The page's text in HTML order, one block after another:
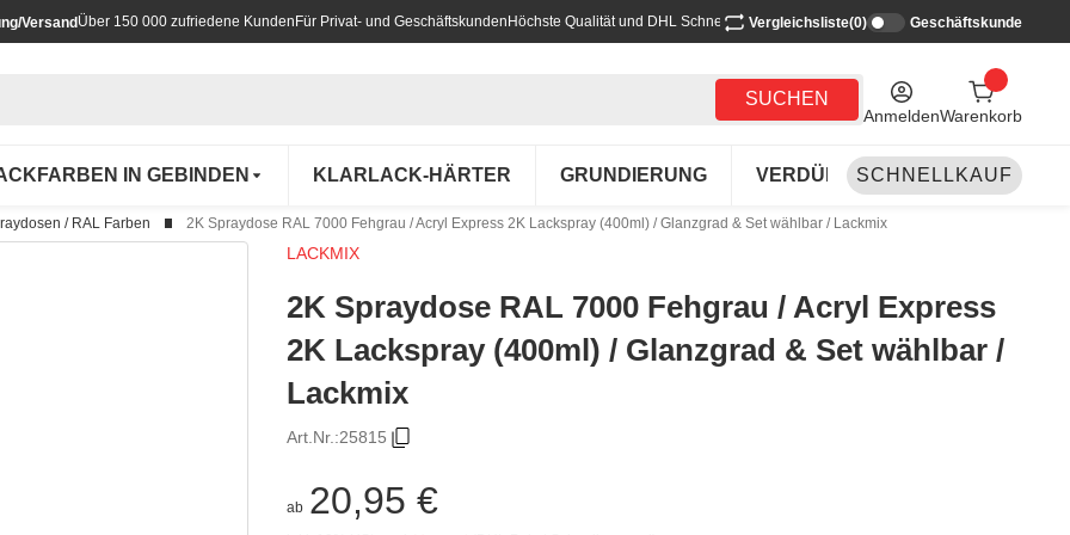
VersandÜber 150 000 zufriedene Kunden Für Privat- und Geschäftskunden Höchste Qualität und DHL SchnellversandVergleichsliste(0) Geschäftskunde
SUCHEN
AnmeldenWarenkorb
IN GEBINDEN KLARLACK-HÄRTER GRUNDIERUNG VERDÜNNEN-REINIGEN
SCHNELLKAUF
/ RAL Farben 2K Spraydose RAL 7000 Fehgrau / Acryl Express 2K Lackspray (400ml) / Glanzgrad & Set wählbar / Lackmix
LACKMIX
2K Spraydose RAL 7000 Fehgrau / Acryl Express
2K Lackspray (400ml) / Glanzgrad & Set wählbar /
Lackmix
Art.Nr.:25815
ab 20,95 €